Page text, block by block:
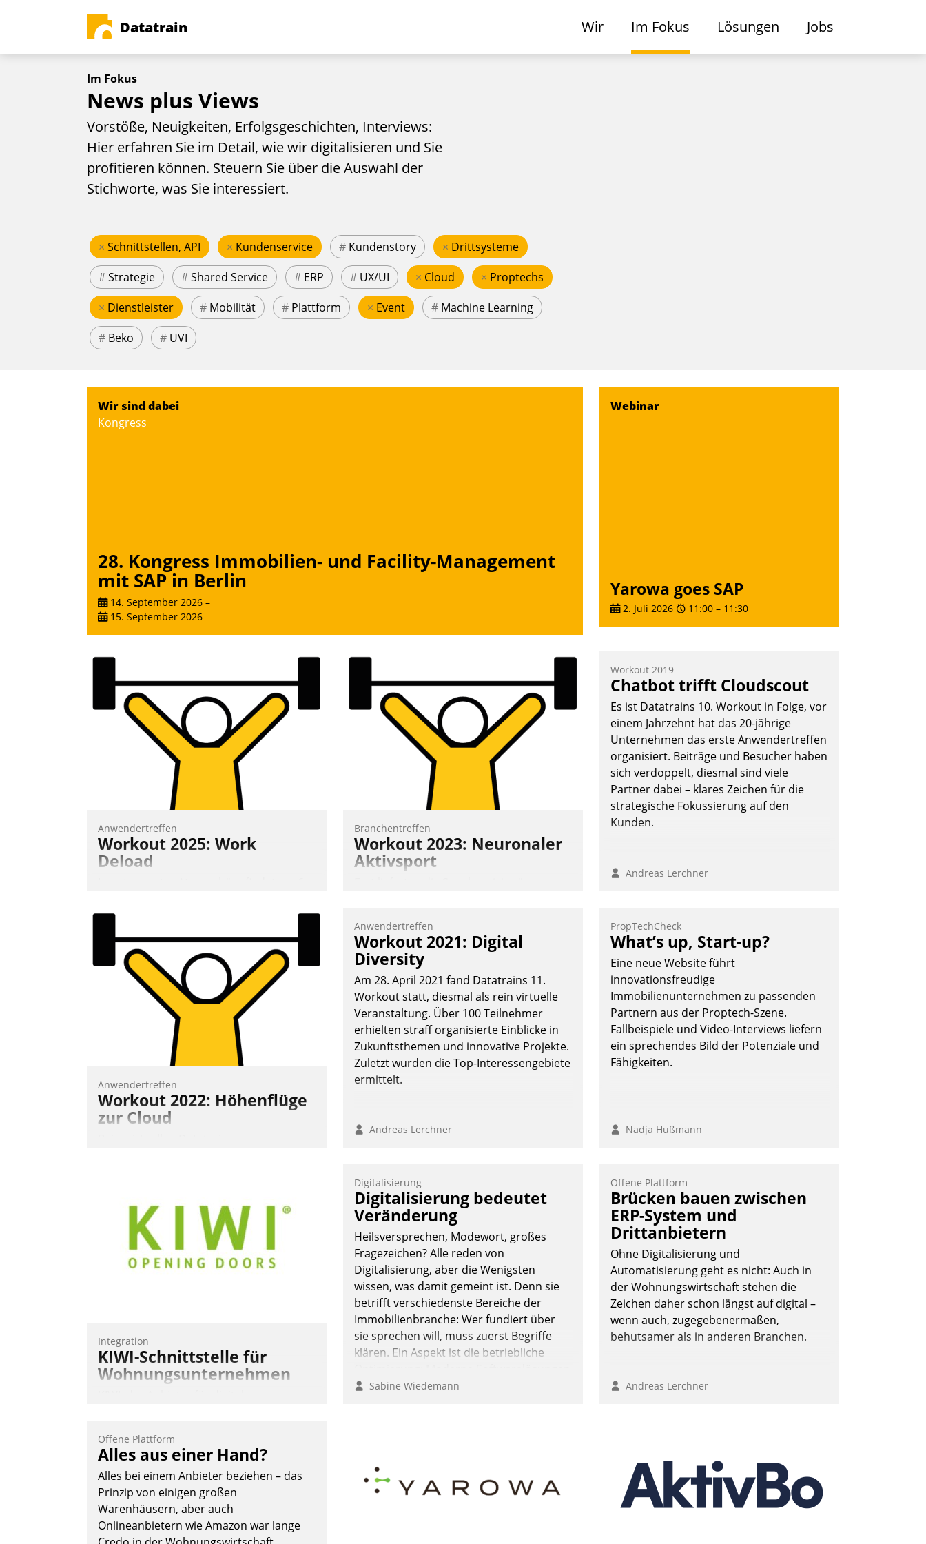
Datatrain Wir Im Fokus Lösungen Jobs
Im Fokus
News plus Views
Vorstöße, Neuigkeiten, Erfolgsgeschichten, Interviews:
Hier erfahren Sie im Detail, wie wir digitalisieren und Sie
profitieren können. Steuern Sie über die Auswahl der
Stichworte, was Sie interessiert.
× Schnittstellen, API × Kundenservice # Kundenstory × Drittsysteme
#Strategie #Shared Service # ERP # UX/UI × Cloud × Proptechs
× Dienstleister # Mobilität # Plattform × Event # Machine Learning
# Beko # UVI
Wir sind dabei
Kongress
28. Kongress Immobilien- und Facility-Management
mit SAP in Berlin
14. September 2026 –
15. September 2026
Webinar
Yarowa goes SAP
2. Juli 2026 11:00 – 11:30
Anwendertreffen
Workout 2025: Work
Deload
Kunden- und Partnerkreis statt. Zentrale
meistern und Workloads wuppen – bei
zunehmend anspruchsvollen Aufgaben
und abnehmendem Nachwuchs?
Nadja Hußmann
Branchentreffen
Workout 2023: Neuronaler
Aktivsport
Vernetzungsideen fürs Quartier.
Dazwischen zeigte Datatrain, was es
Neues zu bieten hat.
Nadja Hußmann
Workout 2019
Chatbot trifft Cloudscout
Es ist Datatrains 10. Workout in Folge, vor
einem Jahrzehnt hat das 20-jährige
Unternehmen das erste Anwendertreffen
organisiert. Beiträge und Besucher haben
sich verdoppelt, diesmal sind viele
Partner dabei – klares Zeichen für die
strategische Fokussierung auf den
Kunden.
Andreas Lerchner
Anwendertreffen
Workout 2022: Höhenflüge
zur Cloud
innovative Cloud-Strategien und -
Lösungen mit hohem Zukunftspotenzial.
Anwendertreffen
Workout 2021: Digital
Diversity
Am 28. April 2021 fand Datatrains 11.
Workout statt, diesmal als rein virtuelle
Veranstaltung. Über 100 Teilnehmer
erhielten straff organisierte Einblicke in
Zukunftsthemen und innovative Projekte.
Zuletzt wurden die Top-Interessengebiete
ermittelt.
Andreas Lerchner
PropTechCheck
What’s up, Start-up?
Eine neue Website führt
innovationsfreudige
Immobilienunternehmen zu passenden
Partnern aus der Proptech-Szene.
Fallbeispiele und Video-Interviews liefern
ein sprechendes Bild der Potenziale und
Fähigkeiten.
Nadja Hußmann
Integration
KIWI-Schnittstelle für
Wohnungsunternehmen
Softwareentwicklungshaus Datatrain.
Digitalisierung
Digitalisierung bedeutet
Veränderung
Heilsversprechen, Modewort, großes
Fragezeichen? Alle reden von
Digitalisierung, aber die Wenigsten
wissen, was damit gemeint ist. Denn sie
betrifft verschiedenste Bereiche der
Immobilienbranche: Wer fundiert über
sie sprechen will, muss zuerst Begriffe
klären. Ein Aspekt ist die betriebliche
ermöglichen große Einsparungen durch
Digitalisierung erfordert von
Unternehmen die Bereitschaft, sich zu
Sabine Wiedemann
Offene Plattform
Brücken bauen zwischen
ERP-System und
Drittanbietern
Ohne Digitalisierung und
Automatisierung geht es nicht: Auch in
der Wohnungswirtschaft stehen die
Zeichen daher schon längst auf digital –
wenn auch, zugegebenermaßen,
behutsamer als in anderen Branchen.
Andreas Lerchner
Offene Plattform
Alles aus einer Hand?
Alles bei einem Anbieter beziehen – das
Prinzip von einigen großen
Warenhäusern, aber auch
Onlineanbietern wie Amazon war lange